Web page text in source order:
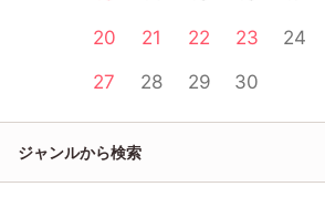
20
21 22 23 24
27
28 29 30
ジャンルから検索